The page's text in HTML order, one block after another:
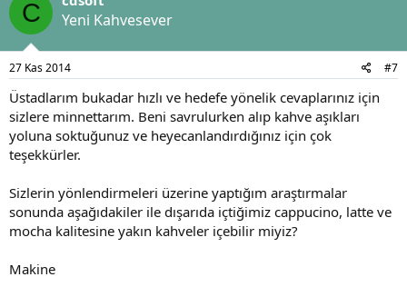
C Yeni Kahvesever
27 Kas 2014 #7
Üstadlarım bukadar hızlı ve hedefe yönelik cevaplarınız için
sizlere minnettarım. Beni savrulurken alıp kahve aşıkları
yoluna soktuğunuz ve heyecanlandırdığınız için çok
teşekkürler.
Sizlerin yönlendirmeleri üzerine yaptığım araştırmalar
sonunda aşağıdakiler ile dışarıda içtiğimiz cappucino, latte ve
mocha kalitesine yakın kahveler içebilir miyiz?
Makine